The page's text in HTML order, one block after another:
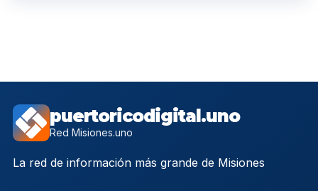
puertoricodigital.uno
Red Misiones.uno
La red de información más grande de Misiones